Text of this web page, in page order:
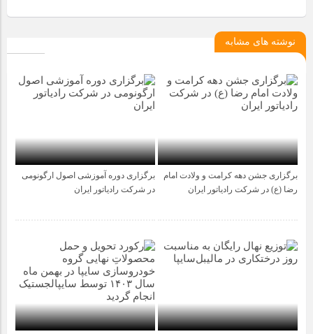
نوشته های مشابه
1 سال قبل
برگزاری جشن دهه کرامت و ولادت امام
رضا (ع) در شرکت رادیاتور ایران
1 سال قبل
برگزاری دوره آموزشی اصول ارگونومی
در شرکت رادیاتور ایران